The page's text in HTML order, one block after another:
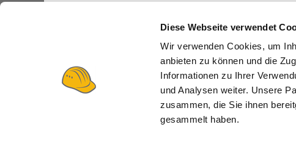
Diese Webseite verwendet
Wir verwenden Cookies, um
anbieten zu können und die
Informationen zu Ihrer
und Analysen weiter. Unsere
zusammen, die Sie ihnen
gesammelt haben.
MITGLIEDER STATISTIK MITGLIEDER